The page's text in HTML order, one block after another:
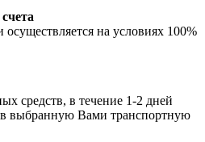
на условиях 100%
средств, в течение 1-2 дней
в выбранную Вами транспортную